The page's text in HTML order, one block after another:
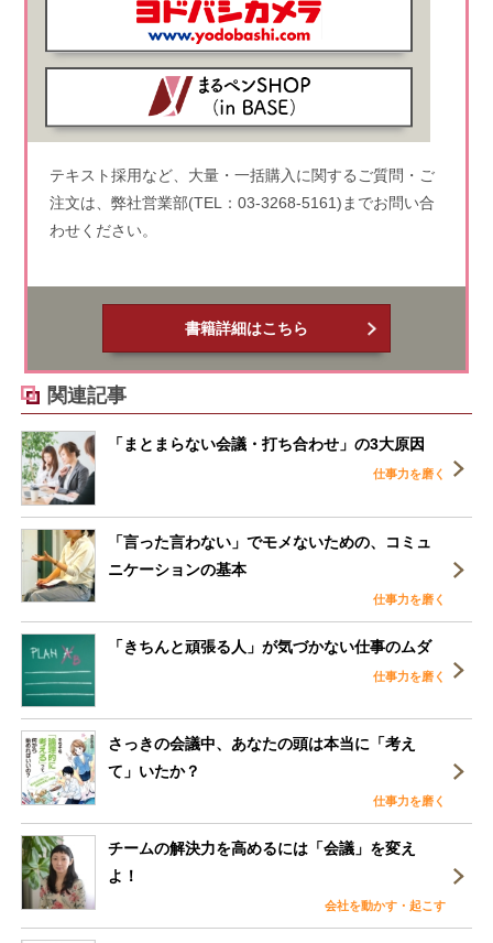
テキスト採用など、大量・一括購入に関するご質問・ご
注文は、弊社営業部(TEL：03-3268-5161)までお問い合
わせください。
書籍詳細はこちら
関連記事
「まとまらない会議・打ち合わせ」の3大原因
仕事力を磨く
「言った言わない」でモメないための、コミュ
ニケーションの基本
仕事力を磨く
「きちんと頑張る人」が気づかない仕事のムダ
仕事力を磨く
さっきの会議中、あなたの頭は本当に「考え
て」いたか？
仕事力を磨く
チームの解決力を高めるには「会議」を変え
よ！
会社を動かす・起こす